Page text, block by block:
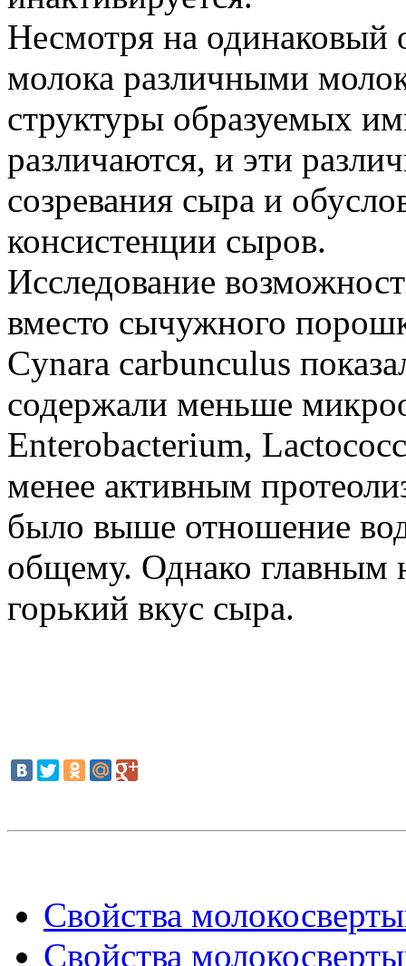
Несмотря на одинаковый
молока различными
структуры образуемых
различаются, и эти
созревания сыра и
консистенции сыров.
Исследование
вместо сычужного
Cynara carbunculus
содержали меньше
Enterobacterium,
менее активным
было выше отношение
общему. Однако главным
горький вкус сыра.
Свойства
Свойства